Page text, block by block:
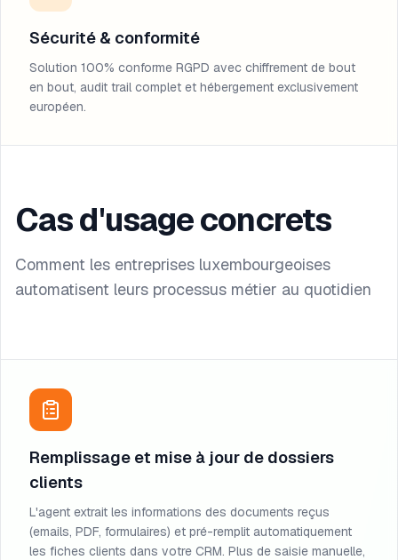
Sécurité & conformité
Solution 100% conforme RGPD avec chiffrement de bout
en bout, audit trail complet et hébergement exclusivement
européen.
Cas d'usage concrets
Comment les entreprises luxembourgeoises
automatisent leurs processus métier au quotidien
Remplissage et mise à jour de dossiers
clients
L'agent extrait les informations des documents reçus
(emails, PDF, formulaires) et pré-remplit automatiquement
les fiches clients dans votre CRM. Plus de saisie manuelle,